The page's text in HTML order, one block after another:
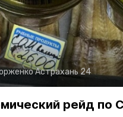
Астрахань 24
рейд по